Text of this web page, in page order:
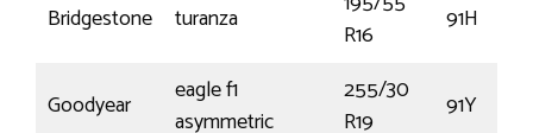
Bridgestone turanza
R16
91H
Goodyear
eagle f1
asymmetric
255/30
R19
91Y